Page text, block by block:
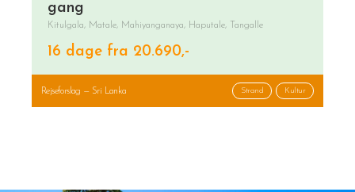
gang
Kitulgala, Matale, Mahiyanganaya, Haputale, Tangalle
16 dage fra 20.690,-
Rejseforslag — Sri Lanka Strand Kultur